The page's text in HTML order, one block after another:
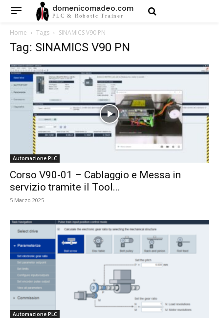
domenicomadeo.com
PLC & Robotic Trainer
Home Tags SINAMICS V90 PN
Tag: SINAMICS V90 PN
Automazione PLC
Corso V90-01 – Cablaggio e Messa in
servizio tramite il Tool...
5 Marzo 2025
Automazione PLC